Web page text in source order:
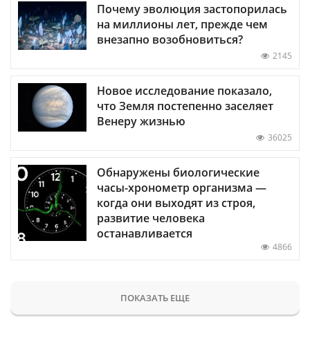
Почему эволюция застопорилась
на миллионы лет, прежде чем
внезапно возобновиться?
2145
Новое исследование показало,
что Земля постепенно заселяет
Венеру жизнью
36025
Обнаружены биологические
часы-хронометр организма —
когда они выходят из строя,
развитие человека
останавливается
4866
ПОКАЗАТЬ ЕЩЕ